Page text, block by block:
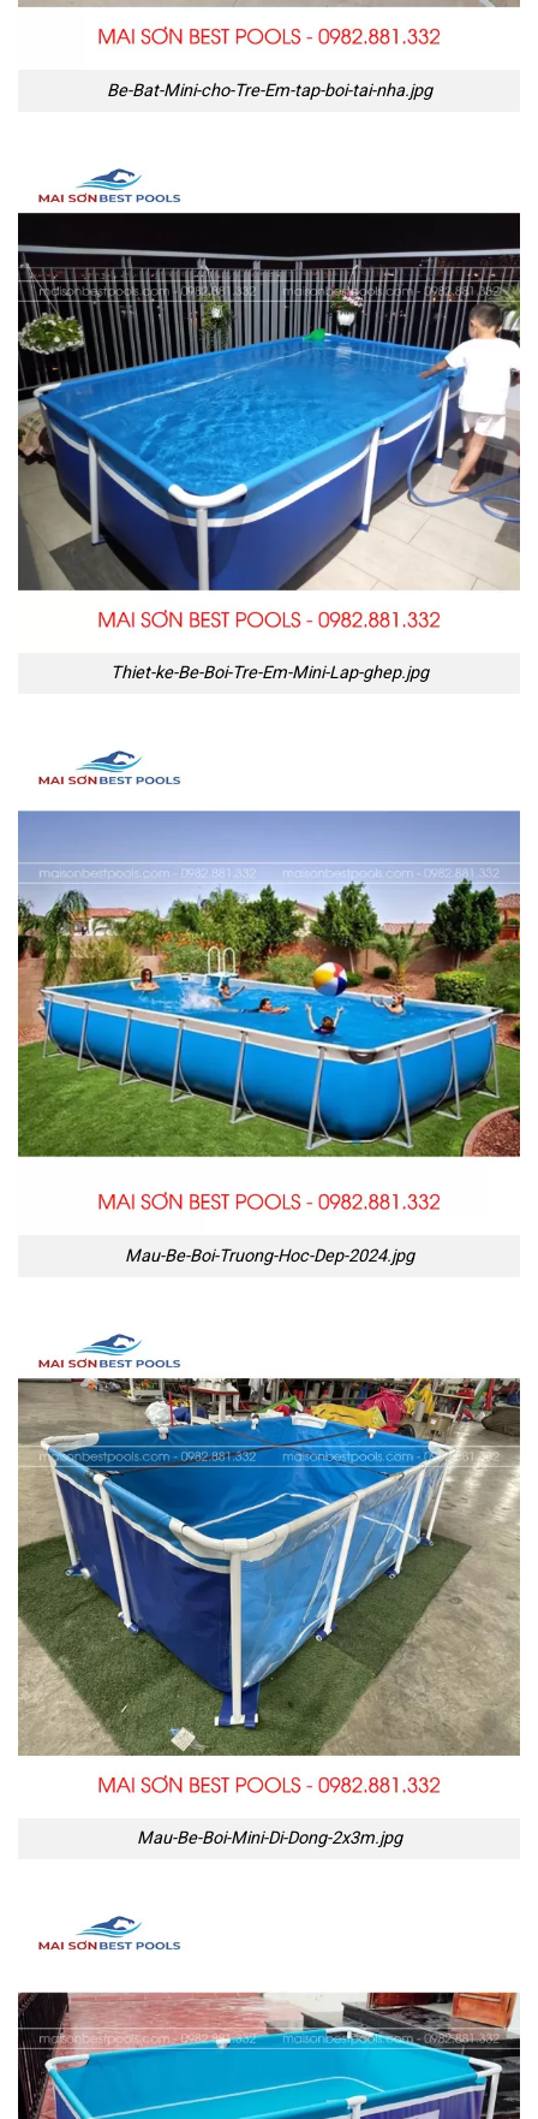
Be-Bat-Mini-cho-Tre-Em-tap-boi-tai-nha.jpg
Thiet-ke-Be-Boi-Tre-Em-Mini-Lap-ghep.jpg
Mau-Be-Boi-Truong-Hoc-Dep-2024.jpg
Mau-Be-Boi-Mini-Di-Dong-2x3m.jpg